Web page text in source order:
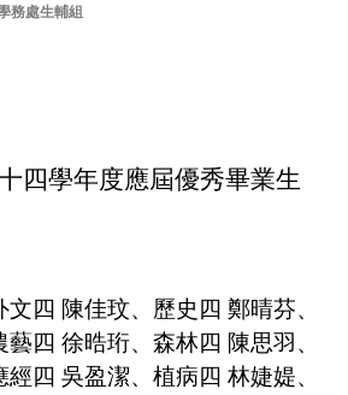
務處生輔組
四學年度應屆優秀畢業生
文四 陳佳玟、歷史四 鄭晴芬、
藝四 徐晧珩、森林四 陳思羽、
經四 吳盈潔、 植病四 林婕媞、